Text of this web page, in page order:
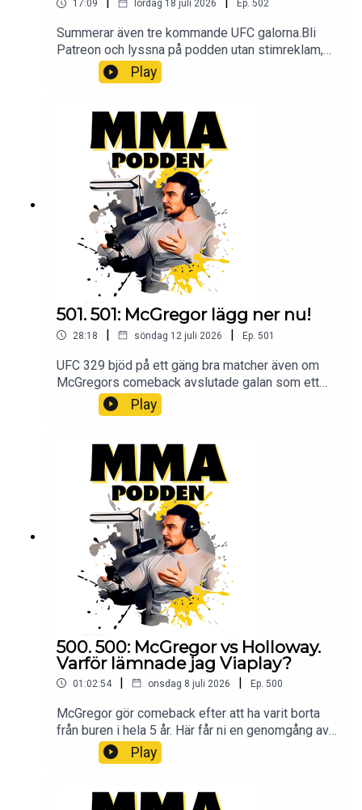
17:09 lördag 18 juli 2026 Ep. 502
Summerar även tre kommande UFC galorna.Bli
Patreon och lyssna på podden utan stimreklam,
och få tillgång till exklusiva avsnitt MMA-Podden
PatreonSwish: 12 34 15 30 29Har du ett företag
mmapodden@gmail.comInstagram:
@mmapodden
@Pauldelvalle twitter: @pauldelvalle
MMA-
Podden Facebook Youtube Lyssna på Öppet
sinne Spotify iTunes Youtube
Play
501. 501: McGregor lägg ner nu!
28:18 | söndag 12 juli 2026 | Ep. 501
UFC 329 bjöd på ett gäng bra matcher även om
McGregors comeback avslutade galan som ett
stort skämt. Bryter ner allt detta i veckans avsnitt.
Bli Patreon och lyssna på podden utan
avsnitt MMA-Podden PatreonSwish: 12 34 15 30
29Har du ett företag och vill höras i mmapodden?
Maila oss på mmapodden@gmail.comInstagram:
@mmapodden
@Pauldelvalle twitter: @pauldelvalle
MMA-
Podden Facebook Youtube Lyssna på Öppet
sinne Spotify iTunes Youtube
Play
500. 500: McGregor vs Holloway.
Varför lämnade jag Viaplay?
01:02:54 | onsdag 8 juli 2026 | Ep. 500
McGregor gör comeback efter att ha varit borta
från buren i hela 5 år. Här får ni en genomgång av
helgens UFC. Bjuder även på lite historia om hur
podden startade, dess resa fram till idag. Och
och lyssna på podden utan stimreklam, och få
Play